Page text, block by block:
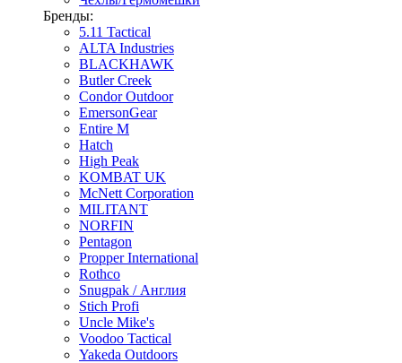
Бренды:
5.11 Tactical
ALTA Industries
BLACKHAWK
Butler Creek
Condor Outdoor
EmersonGear
Entire M
Hatch
High Peak
KOMBAT UK
McNett Corporation
MILITANT
NORFIN
Pentagon
Propper International
Rothco
Snugpak / Англия
Stich Profi
Uncle Mike's
Voodoo Tactical
Yakeda Outdoors